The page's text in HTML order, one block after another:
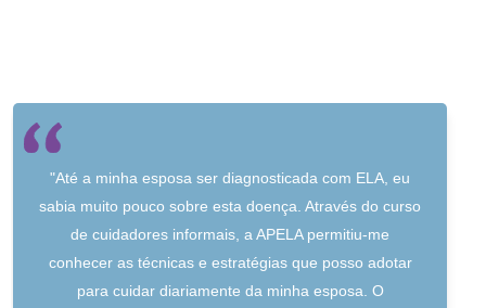
"Até a minha esposa ser diagnosticada com ELA, eu
sabia muito pouco sobre esta doença. Através do curso
de cuidadores informais, a APELA permitiu-me
conhecer as técnicas e estratégias que posso adotar
para cuidar diariamente da minha esposa. O